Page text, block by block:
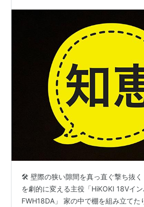
🛠️ 壁際の狭い隙間を真っ直ぐ撃ち抜
を劇的に変える主役「HiKOKI 18Vイ
FWH18DA」 家の中で棚を組み立てた